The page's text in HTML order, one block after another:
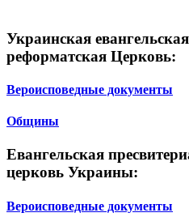
Украинская евангельская
реформатская Церковь:
Вероисповедные документы
Общины
Евангельская
церковь Украины:
Вероисповедные документы